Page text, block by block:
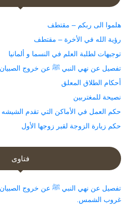
هلموا الى ربكم – مقتطف
رؤية الله في الأخرة – مقتطف
توجيهات لطلبة العلم في النسما و ألمانيا
تفصيل عن نهي النبي ﷺ عن خروج
أحكام الطلاق المعلق
نصيحة للمغتربين
حكم العمل في الأماكن التي تقدم الشيشه
حكم زيارة الزوجة لقبر زوجها الأول
فتاوى
تفصيل عن نهي النبي ﷺ عن خروج الصبيان
غروب الشمس.